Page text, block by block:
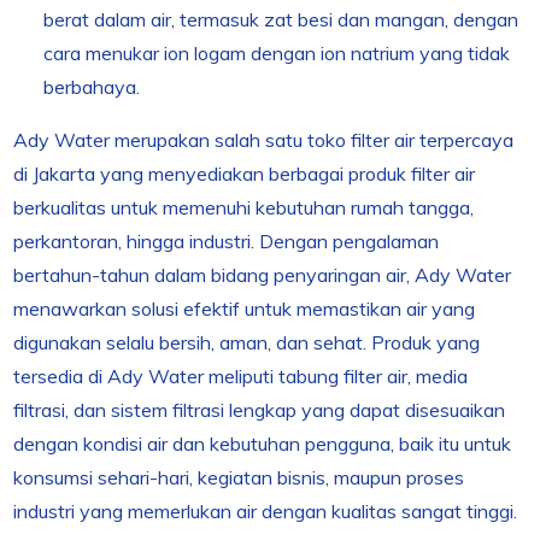
berat dalam air, termasuk zat besi dan mangan, dengan
cara menukar ion logam dengan ion natrium yang tidak
berbahaya.
Ady Water merupakan salah satu toko filter air terpercaya
di Jakarta yang menyediakan berbagai produk filter air
berkualitas untuk memenuhi kebutuhan rumah tangga,
perkantoran, hingga industri. Dengan pengalaman
bertahun-tahun dalam bidang penyaringan air, Ady Water
menawarkan solusi efektif untuk memastikan air yang
digunakan selalu bersih, aman, dan sehat. Produk yang
tersedia di Ady Water meliputi tabung filter air, media
filtrasi, dan sistem filtrasi lengkap yang dapat disesuaikan
dengan kondisi air dan kebutuhan pengguna, baik itu untuk
konsumsi sehari-hari, kegiatan bisnis, maupun proses
industri yang memerlukan air dengan kualitas sangat tinggi.